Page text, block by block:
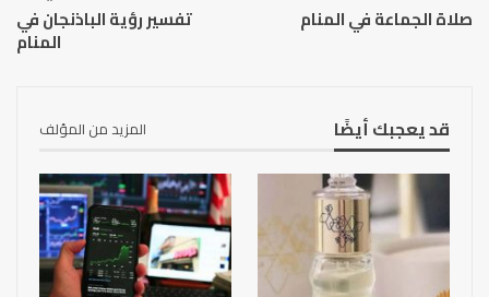
صلاة الجماعة في المنام تفسير رؤية الباذنجان في
المنام
قد يعجبك أيضًا المزيد من المؤلف